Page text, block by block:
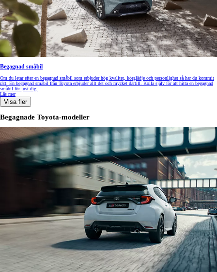
Begagnad småbil
Om du letar efter en begagnad småbil som erbjuder hög kvalitet, körglädje och personlighet så har du kommit
rätt. En begagnad småbil från Toyota erbjuder allt det och mycket därtill. Kolla själv för att hitta en begagnad
småbil för just dig.
Läs mer
Visa fler
Begagnade Toyota-modeller